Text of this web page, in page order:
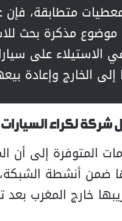
متطابقة، فإن
موضوع مذكرة بحث
على
إلى الخارج وإعادة
شركة لكراء السيارات
المتوفرة إلى أن
ضمن أنشطة الشبكة،
خارج المغرب بعد